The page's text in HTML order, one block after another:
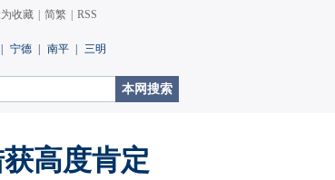
收藏 简繁 RSS
宁德 南平 三明
高度肯定